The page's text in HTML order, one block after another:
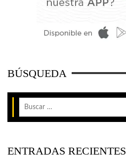
BÚSQUEDA
ENTRADAS RECIENTES